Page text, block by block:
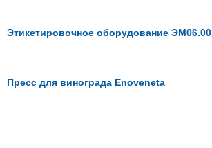
Этикетировочное оборудование ЭМ06.00
Пресс для винограда Enoveneta